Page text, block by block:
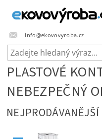
info@ekovovyroba.cz
PLASTOVÉ
NEBEZPEČNÝ
NEJPRODÁVANĚJŠÍ